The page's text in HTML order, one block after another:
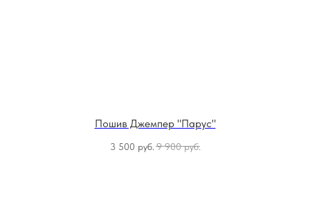
Пошив Джемпер "Парус"
3 500 руб.9 900 руб.